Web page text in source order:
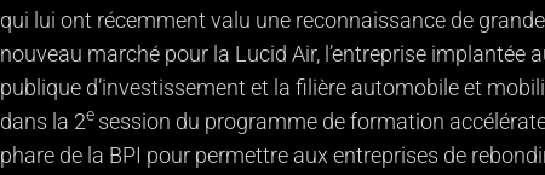
qui lui ont récemment valu une reconnaissance de
nouveau marché pour la Lucid Air, l’entreprise
publique d’investissement et la filière automobile et
dans la 2e session du programme de formation
phare de la BPI pour permettre aux entreprises de